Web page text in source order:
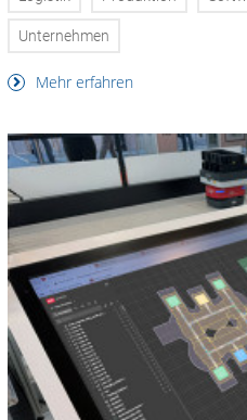
Unternehmen
Mehr erfahren